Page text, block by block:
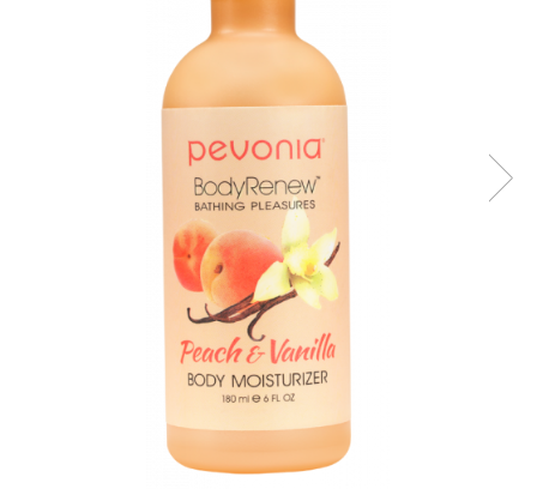
Creioane sprancene
Gel pentru sprancene
PALETE PROFESIONALE